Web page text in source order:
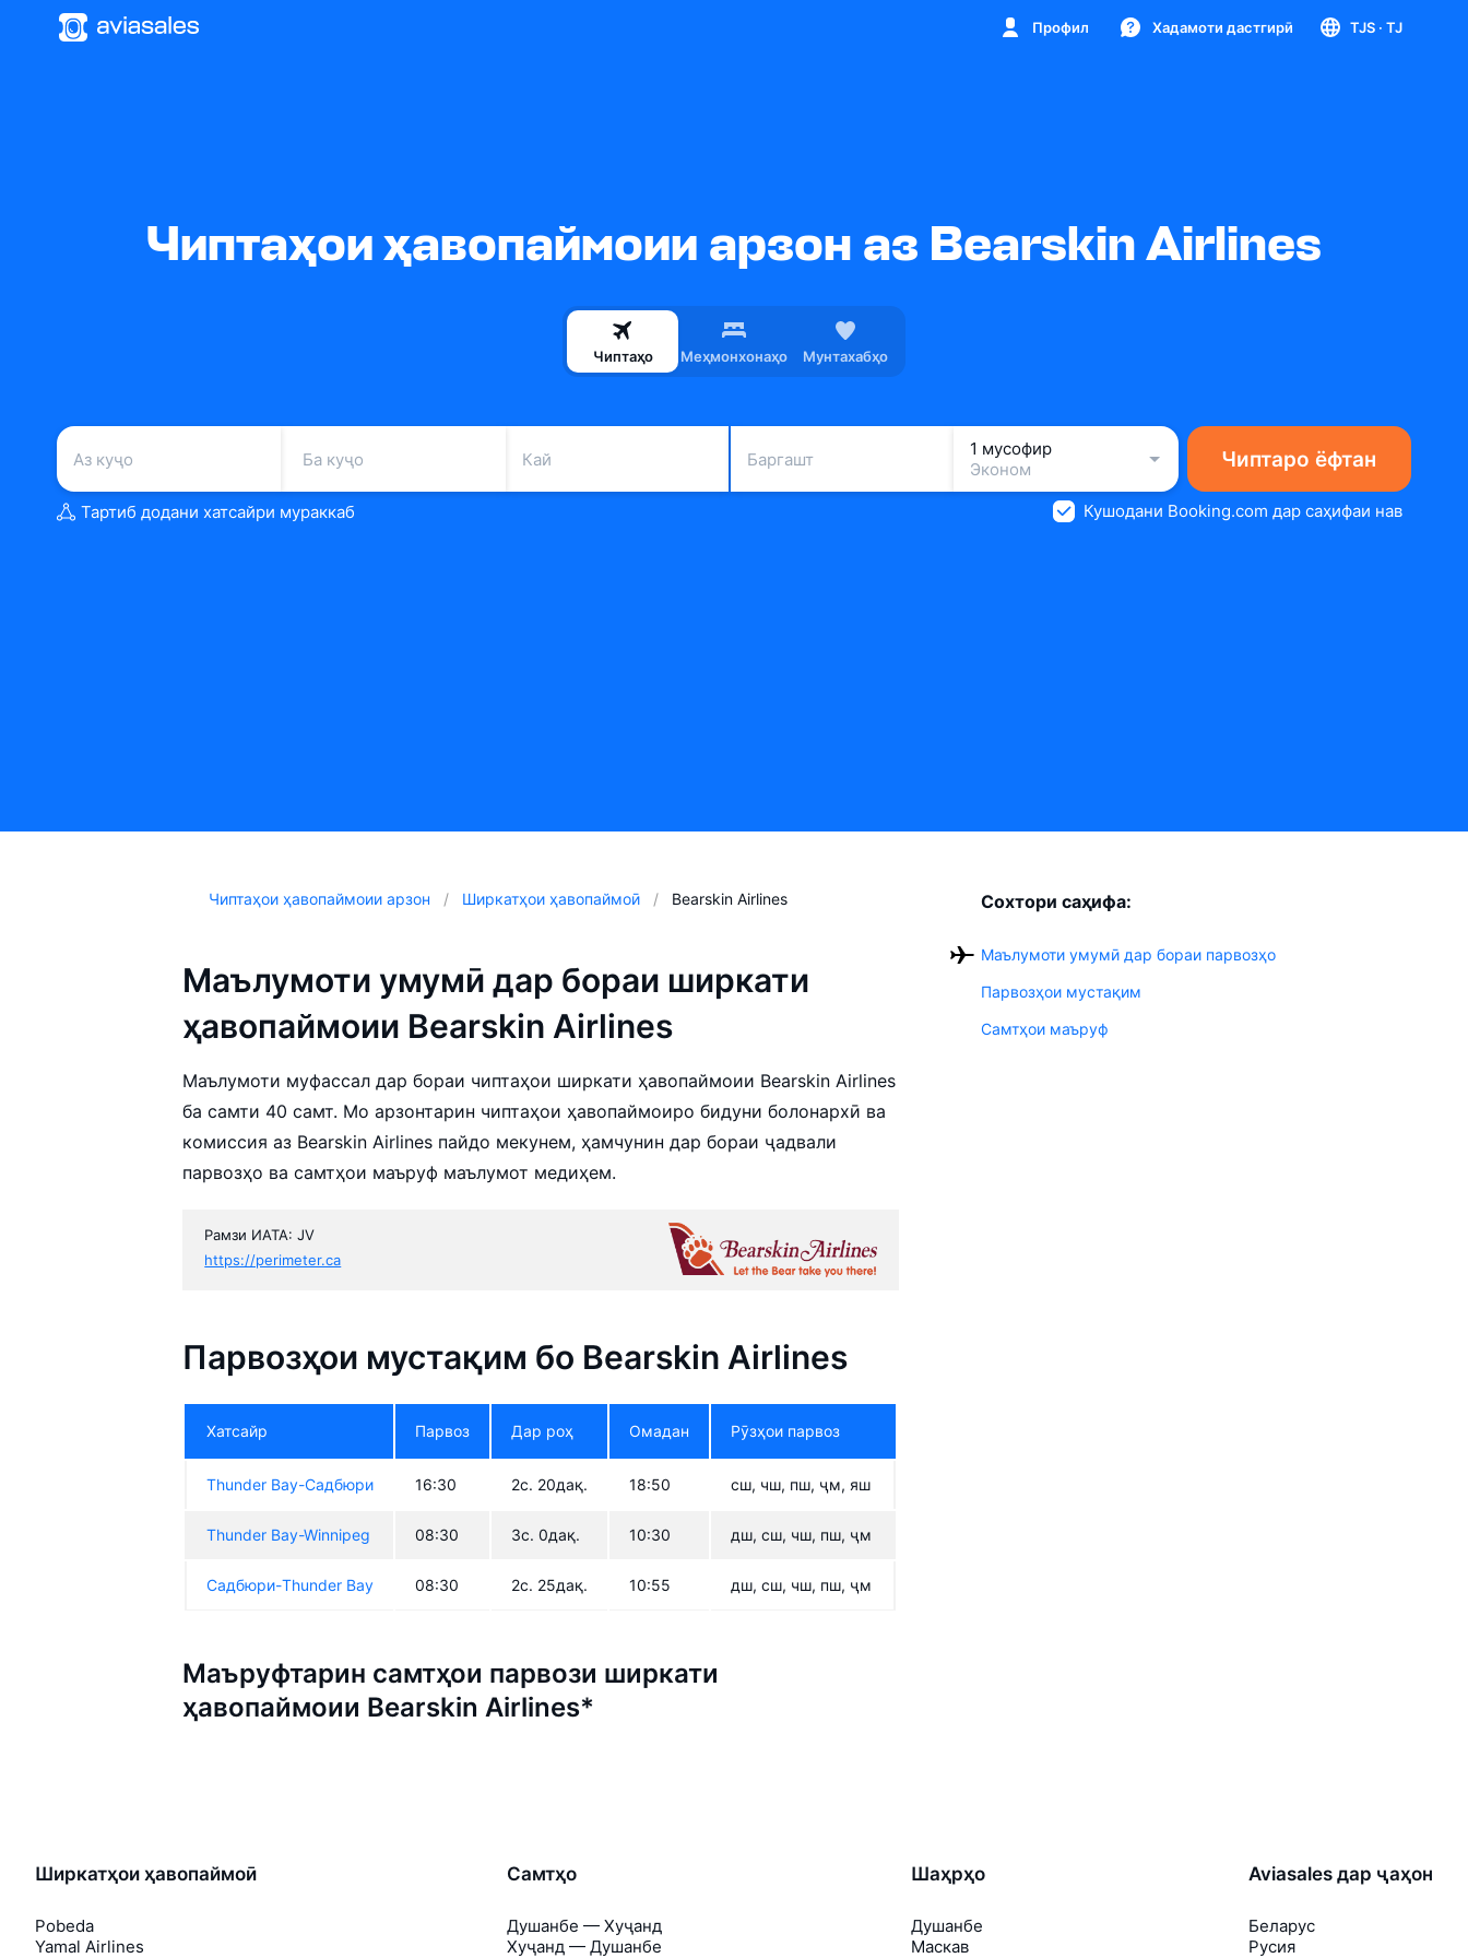
Профил Хадамоти дастгирӣ TJS · TJ
Чиптаҳои ҳавопаймоии арзон аз Bearskin Airlines
Чиптаҳо Меҳмонхонаҳо Мунтахабҳо
Кай Баргашт
1 мусофир
Эконом
Чиптаро ёфтан
Тартиб додани хатсайри мураккаб Кушодани Booking.com дар саҳифаи нав
Чиптаҳои ҳавопаймоии арзон Ширкатҳои ҳавопаймоӣ Bearskin Airlines
Маълумоти умумӣ дар бораи ширкати
ҳавопаймоии Bearskin Airlines
Маълумоти муфассал дар бораи чиптаҳои ширкати ҳавопаймоии Bearskin Airlines
ба самти 40 самт. Мо арзонтарин чиптаҳои ҳавопаймоиро бидуни болонархӣ ва
комиссия аз Bearskin Airlines пайдо мекунем, ҳамчунин дар бораи ҷадвали
парвозҳо ва самтҳои маъруф маълумот медиҳем.
Рамзи ИАТА: JV
https://perimeter.ca
Парвозҳои мустақим бо Bearskin Airlines
Хатсайр Парвоз Дар роҳ Омадан Рӯзҳои парвоз
Thunder Bay-Садбюри 16:30 2с. 20дақ. 18:50 сш, чш, пш, ҷм, яш
Thunder Bay-Winnipeg 08:30 3с. 0дақ. 10:30 дш, сш, чш, пш, ҷм
Садбюри-Thunder Bay 08:30 2с. 25дақ. 10:55 дш, сш, чш, пш, ҷм
Маъруфтарин самтҳои парвози ширкати
ҳавопаймоии Bearskin Airlines*
Сохтори саҳифа:
Маълумоти умумӣ дар бораи парвозҳо
Парвозҳои мустақим
Самтҳои маъруф
Ширкатҳои ҳавопаймоӣ
Pobeda
Yamal Airlines
Самтҳо
Душанбе — Хуҷанд
Хуҷанд — Душанбе
Шаҳрҳо
Душанбе
Маскав
Aviasales дар ҷаҳон
Беларус
Русия